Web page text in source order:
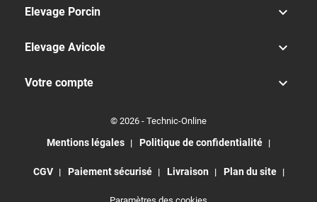
Elevage Porcin 
Elevage Avicole 
Votre compte 
© 2026 - Technic-Online
Mentions légales Politique de confidentialité
CGV Paiement sécurisé Livraison Plan du site